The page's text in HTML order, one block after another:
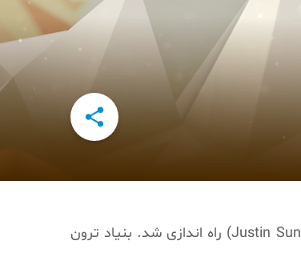

Justin Sun) راه اندازی شد. بنیاد ترون